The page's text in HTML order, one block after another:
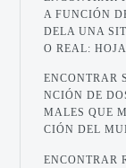
A FUNCIÓN
DELA UNA
O REAL:
ENCONTRAR
NCIÓN DE
MALES QUE
CIÓN DEL
ENCONTRAR